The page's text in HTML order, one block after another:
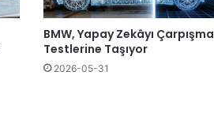
BMW, Yapay Zekâyı Çarpışma
Testlerine Taşıyor
2026-05-31